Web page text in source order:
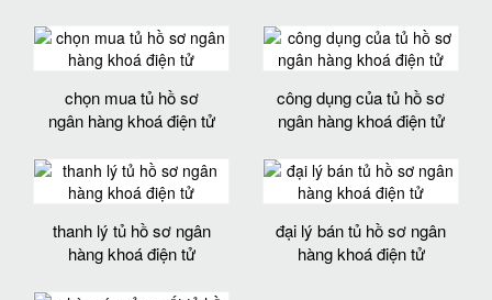
chọn mua tủ hồ sơ
ngân hàng khoá điện tử
công dụng của tủ hồ sơ
ngân hàng khoá điện tử
thanh lý tủ hồ sơ ngân
hàng khoá điện tử
đại lý bán tủ hồ sơ ngân
hàng khoá điện tử